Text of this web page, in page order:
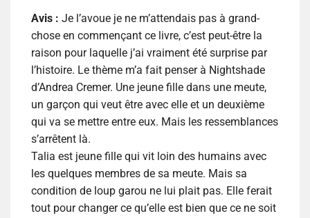
Avis : Je l’avoue je ne m’attendais pas à grand-
chose en commençant ce livre, c’est peut-être la
raison pour laquelle j’ai vraiment été surprise par
l’histoire. Le thème m’a fait penser à Nightshade
d’Andrea Cremer. Une jeune fille dans une meute,
un garçon qui veut être avec elle et un deuxième
qui va se mettre entre eux. Mais les ressemblances
s’arrêtent là.
Talia est jeune fille qui vit loin des humains avec
les quelques membres de sa meute. Mais sa
condition de loup garou ne lui plait pas. Elle ferait
tout pour changer ce qu’elle est bien que ce ne soit